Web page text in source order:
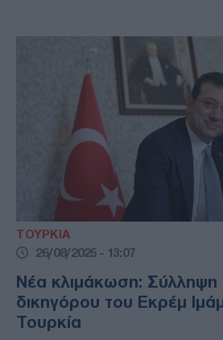
ΤΟΥΡΚΙΑ
26/08/2025 - 13:07
Νέα κλιμάκωση: Σύλληψη
δικηγόρου του Εκρέμ
Τουρκία